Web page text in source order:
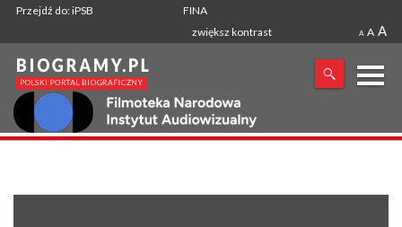
Przejdź do: iPSB
FINA
zwiększ kontrast
A A A
X